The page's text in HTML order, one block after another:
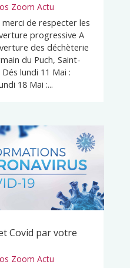
Zoom Actu
de respecter les
progressive A
des déchèterie
du Puch, Saint-
lundi 11 Mai :
18 Mai :...
Covid par votre
Zoom Actu